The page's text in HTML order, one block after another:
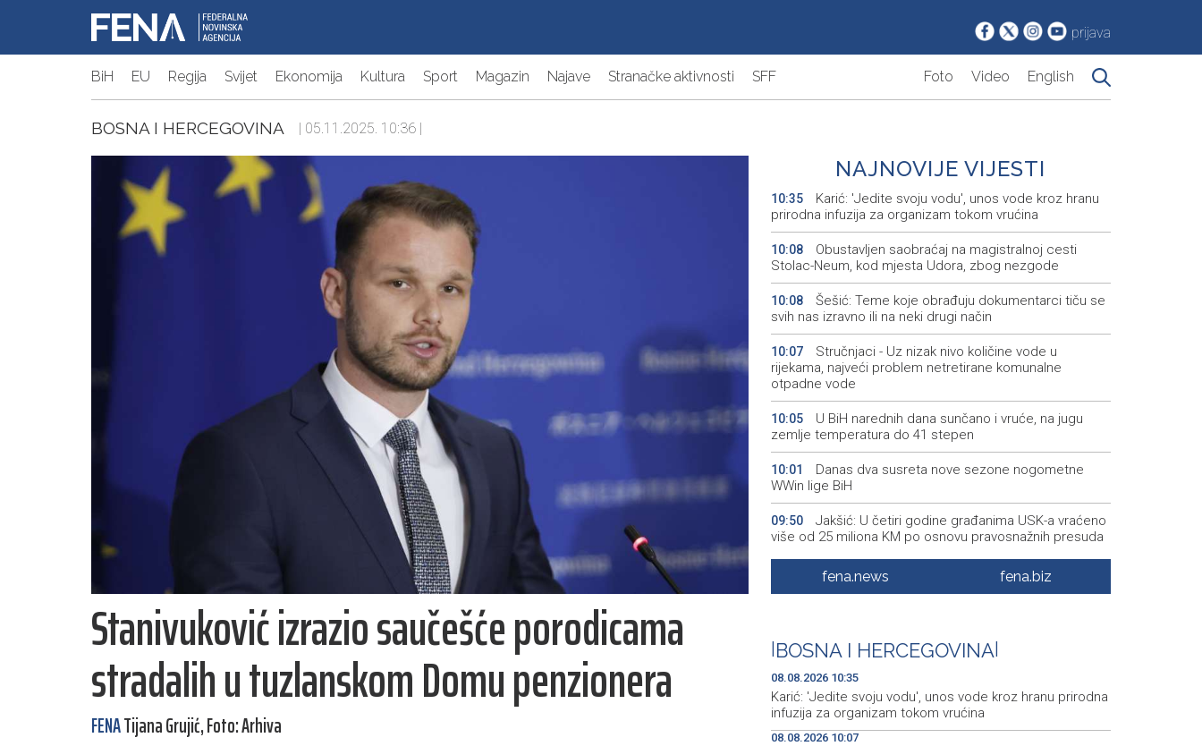
prijava
BiH EU Regija Svijet Ekonomija Kultura Sport Magazin Najave Stranačke aktivnosti SFF Foto Video English
BOSNA I HERCEGOVINA | 05.11.2025. 10:36 |
Stanivuković izrazio saučešće porodicama
stradalih u tuzlanskom Domu penzionera
FENATijana Grujić, Foto: Arhiva
NAJNOVIJE VIJESTI
10:35
Karić: 'Jedite svoju vodu', unos vode kroz hranu
prirodna infuzija za organizam tokom vrućina
10:08
Obustavljen saobraćaj na magistralnoj cesti
Stolac-Neum, kod mjesta Udora, zbog nezgode
10:08
Šešić: Teme koje obrađuju dokumentarci tiču se
svih nas izravno ili na neki drugi način
10:07
Stručnjaci - Uz nizak nivo količine vode u
rijekama, najveći problem netretirane komunalne
otpadne vode
10:05
U BiH narednih dana sunčano i vruće, na jugu
zemlje temperatura do 41 stepen
10:01
Danas dva susreta nove sezone nogometne
WWin lige BiH
09:50
Jakšić: U četiri godine građanima USK-a vraćeno
više od 25 miliona KM po osnovu pravosnažnih presuda
Književno veče sa Admirom i Irmom Husić u
aktivan, angažirani brojni vatrogasci i helikopteri
08:55
Erdogan: Sporazum iz Meke nije usmjeren ni
protiv jedne države, otvoren je i za prijateljske zemlje
fena.news fena.biz
BOSNA I HERCEGOVINA
08.08.2026 10:35
Karić: 'Jedite svoju vodu', unos vode kroz hranu prirodna
infuzija za organizam tokom vrućina
08.08.2026 10:07